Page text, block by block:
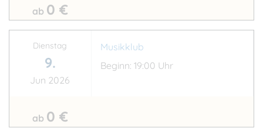
ab 0 €
Dienstag
9.
Jun 2026
Musikklub
Beginn: 19:00 Uhr
ab 0 €